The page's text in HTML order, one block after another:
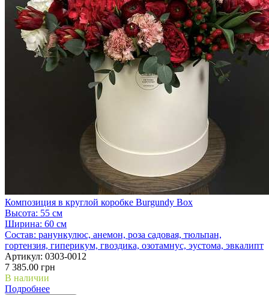
Композиция в круглой коробке Burgundy Box
Высота: 55 см
Ширина: 60 см
Состав: ранункулюс, анемон, роза садовая, тюльпан,
гортензия, гиперикум, гвоздика, озотамнус, эустома, эвкалипт
Артикул: 0303-0012
7 385.00 грн
В наличии
Подробнее